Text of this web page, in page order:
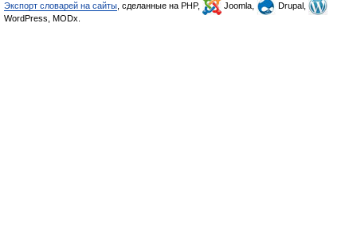
Экспорт словарей на сайты , сделанные на PHP, Joomla,
Drupal,
WordPress, MODx.